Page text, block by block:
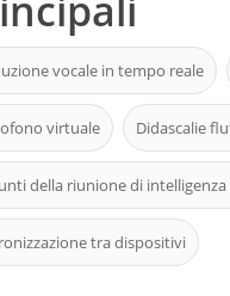
vocale in tempo reale
virtuale Didascalie
della riunione di
tra dispositivi